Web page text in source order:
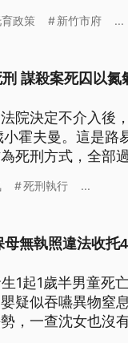
政策 新竹市府 ...
謀殺案死囚以氮
院決定不介入後
霍夫曼。這是路
死刑方式，全部
死刑執行 ...
無執照違法收托
1起1歲半男童死
疑似吞嚥異物窒
，一查沈女也沒